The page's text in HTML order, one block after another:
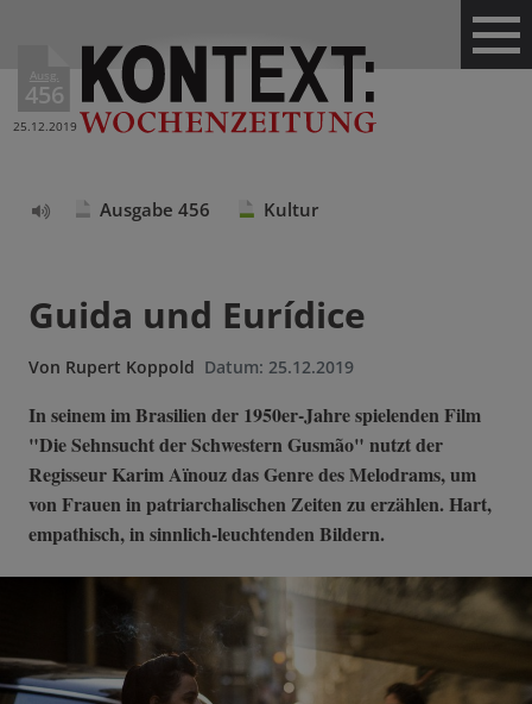
Ausg.
456
25.12.2019
Ausgabe 456 Kultur
Guida und Eurídice
Von Rupert Koppold Datum: 25.12.2019
In seinem im Brasilien der 1950er-Jahre spielenden Film
"Die Sehnsucht der Schwestern Gusmão" nutzt der
Regisseur Karim Aïnouz das Genre des Melodrams, um
von Frauen in patriarchalischen Zeiten zu erzählen. Hart,
empathisch, in sinnlich-leuchtenden Bildern.